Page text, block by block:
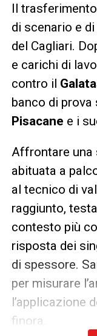
Il
di scenario e
del Cagliari.
e carichi di
contro il
banco di
Pisacane e i
Affrontare una
abituata a
al tecnico di
raggiunto,
contesto più
risposta dei
di spessore.
per misurare
l’applicazione
finora.